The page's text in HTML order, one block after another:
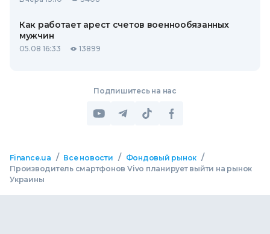
Как работает арест счетов военнообязанных
мужчин
05.08 16:33 13899
Подпишитесь на нас
Finance.ua / Все новости / Фондовый рынок /
Производитель смартфонов Vivo планирует выйти на рынок
Украины